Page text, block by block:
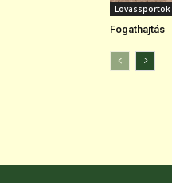
Lovassportok
Fogathajtás